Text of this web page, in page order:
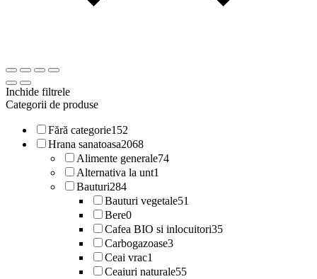
Inchide filtrele
Categorii de produse
Fără categorie152
Hrana sanatoasa2068
Alimente generale74
Alternativa la unt1
Bauturi284
Bauturi vegetale51
Bere0
Cafea BIO si inlocuitori35
Carbogazoase3
Ceai vrac1
Ceaiuri naturale55